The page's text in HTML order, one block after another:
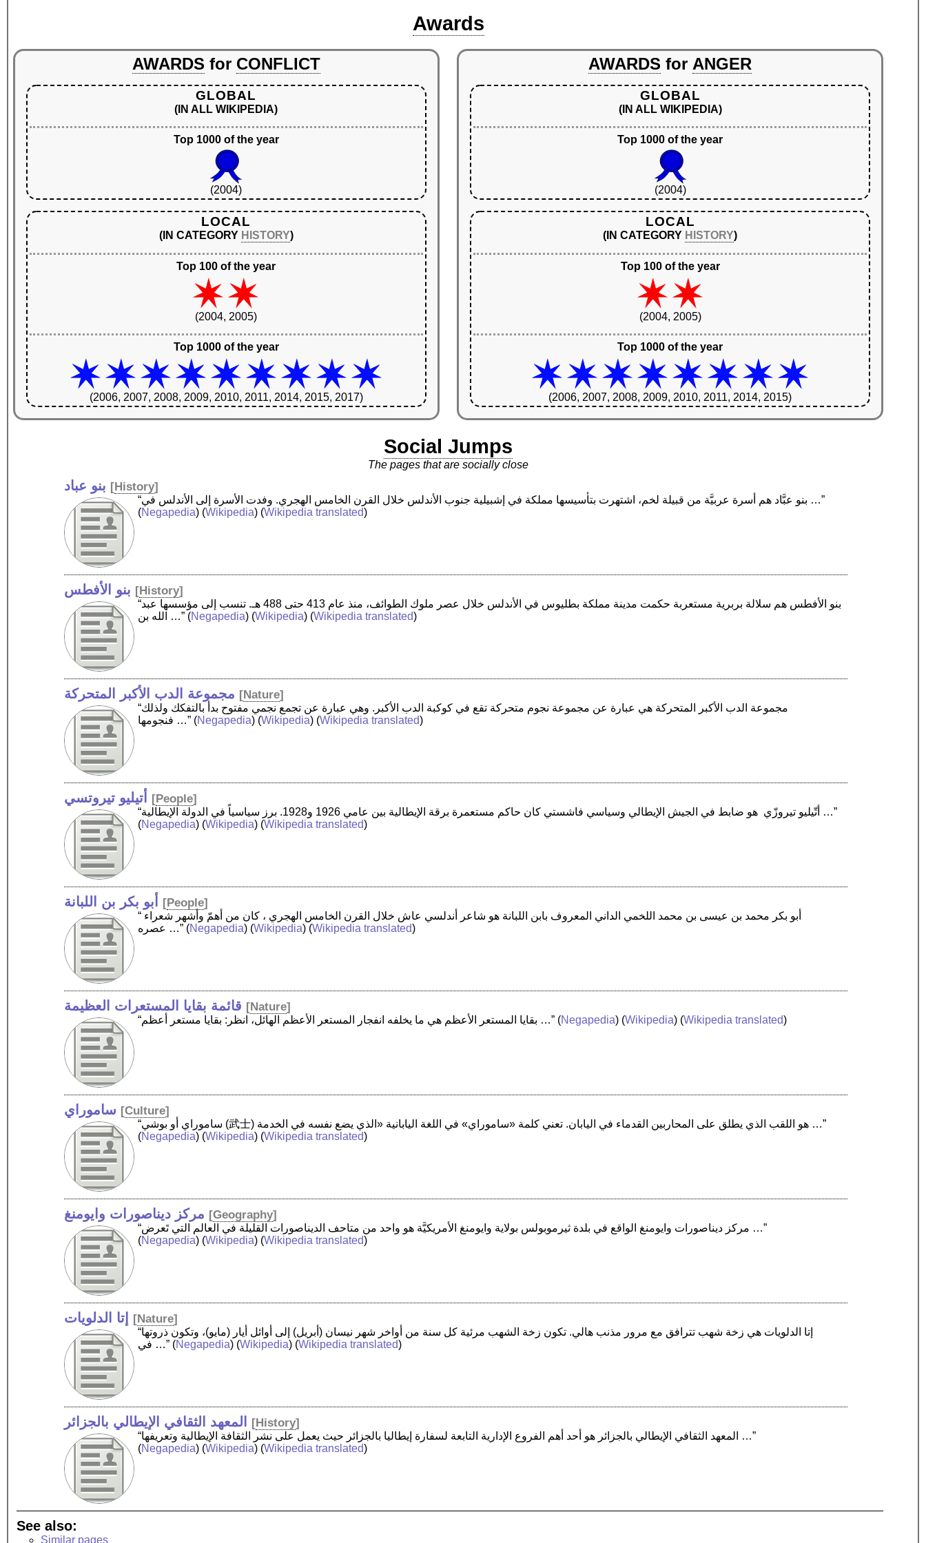
Awards
AWARDS for CONFLICT
GLOBAL
(IN ALL WIKIPEDIA)
Top 1000 of the year
(2004)
LOCAL
(IN CATEGORY HISTORY)
Top 100 of the year
(2004, 2005)
Top 1000 of the year
(2006, 2007, 2008, 2009, 2010, 2011, 2014, 2015, 2017)
AWARDS for ANGER
GLOBAL
(IN ALL WIKIPEDIA)
Top 1000 of the year
(2004)
LOCAL
(IN CATEGORY HISTORY)
Top 100 of the year
(2004, 2005)
Top 1000 of the year
(2006, 2007, 2008, 2009, 2010, 2011, 2014, 2015)
Social Jumps
The pages that are socially close
بنو عباد [History]
“بنو عبَّاد هم أسرة عربيَّة من قبيلة لخم، اشتهرت بتأسيسها مملكة في إشبيلية جنوب الأندلس خلال القرن الخامس الهجري. وفدت الأسرة إلى الأندلس في …”
(Negapedia) (Wikipedia) (Wikipedia translated)
بنو الأفطس [History]
“بنو الأفطس هم سلالة بربرية مستعربة حكمت مدينة مملكة بطليوس في الأندلس خلال عصر ملوك الطوائف، منذ عام 413 حتى 488 هـ. تنسب إلى مؤسسها عبد
الله بن …” (Negapedia) (Wikipedia) (Wikipedia translated)
مجموعة الدب الأكبر المتحركة [Nature]
“مجموعة الدب الأكبر المتحركة هي عبارة عن مجموعة نجوم متحركة تقع في كوكبة الدب الأكبر. وهي عبارة عن تجمع نجمي مفتوح بدأ بالتفكك ولذلك
فنجومها …” (Negapedia) (Wikipedia) (Wikipedia translated)
أتيليو تيروتسي [People]
“أتّيليو تيروزّي ‏ هو ضابط في الجيش الإيطالي وسياسي فاشستي كان حاكم مستعمرة برقة الإيطالية بين عامي 1926 و1928. برز سياسياً في الدولة الإيطالية …”
(Negapedia) (Wikipedia) (Wikipedia translated)
أبو بكر بن اللبانة [People]
“ أبو بكر محمد بن عيسى بن محمد اللخمي الداني المعروف بابن اللبانة هو شاعر أندلسي عاش خلال القرن الخامس الهجري ، كان من أهمّ وأشهر شعراء
عصره …” (Negapedia) (Wikipedia) (Wikipedia translated)
قائمة بقايا المستعرات العظيمة [Nature]
“بقايا المستعر الأعظم هي ما يخلفه انفجار المستعر الأعظم الهائل، انظر: بقايا مستعر أعظم …” (Negapedia) (Wikipedia) (Wikipedia translated)
ساموراي [Culture]
“ساموراي أو بوشي (武士) هو اللقب الذي يطلق على المحاربين القدماء في اليابان. تعني كلمة «ساموراي» في اللغة اليابانية «الذي يضع نفسه في الخدمة …”
(Negapedia) (Wikipedia) (Wikipedia translated)
مركز ديناصورات وايومنغ [Geography]
“مركز ديناصورات وايومنغ الواقع في بلدة ثيرموبولس بولاية وايومنغ الأمريكيَّة هو واحد من متاحف الديناصورات القليلة في العالم التي تَعرض …”
(Negapedia) (Wikipedia) (Wikipedia translated)
إتا الدلويات [Nature]
“إتا الدلويات هي زخة شهب تترافق مع مرور مذنب هالي. تكون زخة الشهب مرئية كل سنة من أواخر شهر نيسان (أبريل) إلى أوائل أيار (مايو)، وتكون ذروتها
في …” (Negapedia) (Wikipedia) (Wikipedia translated)
المعهد الثقافي الإيطالي بالجزائر [History]
“المعهد الثقافي الإيطالي بالجزائر هو أحد أهم الفروع الإدارية التابعة لسفارة إيطاليا بالجزائر حيث يعمل على نشر الثقافة الإيطالية وتعريفها …”
(Negapedia) (Wikipedia) (Wikipedia translated)
See also:
Similar pages